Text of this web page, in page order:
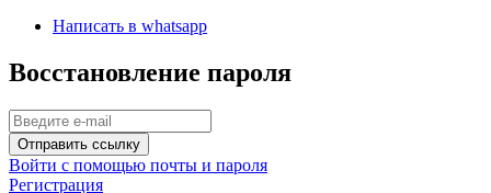
Написать в whatsapp
Восстановление пароля
Отправить ссылку
Войти с помощью почты и пароля
Регистрация